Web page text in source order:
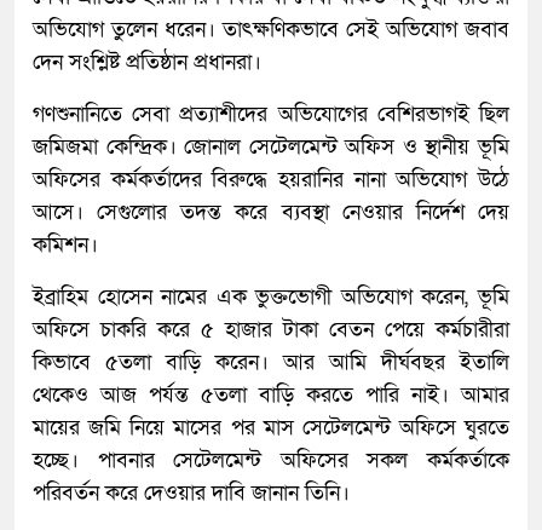
অভিযোগ তুলেন ধরেন। তাৎক্ষণিকভাবে সেই অভিযোগ জবাব
দেন সংশ্লিষ্ট প্রতিষ্ঠান প্রধানরা।
গণশুনানিতে সেবা প্রত্যাশীদের অভিযোগের বেশিরভাগই ছিল
জমিজমা কেন্দ্রিক। জোনাল সেটেলমেন্ট অফিস ও স্থানীয় ভূমি
অফিসের কর্মকর্তাদের বিরুদ্ধে হয়রানির নানা অভিযোগ উঠে
আসে। সেগুলোর তদন্ত করে ব্যবস্থা নেওয়ার নির্দেশ দেয়
কমিশন।
ইব্রাহিম হোসেন নামের এক ভুক্তভোগী অভিযোগ করেন, ভূমি
অফিসে চাকরি করে ৫ হাজার টাকা বেতন পেয়ে কর্মচারীরা
কিভাবে ৫তলা বাড়ি করেন। আর আমি দীর্ঘবছর ইতালি
থেকেও আজ পর্যন্ত ৫তলা বাড়ি করতে পারি নাই। আমার
মায়ের জমি নিয়ে মাসের পর মাস সেটেলমেন্ট অফিসে ঘুরতে
হচ্ছে। পাবনার সেটেলমেন্ট অফিসের সকল কর্মকর্তাকে
পরিবর্তন করে দেওয়ার দাবি জানান তিনি।